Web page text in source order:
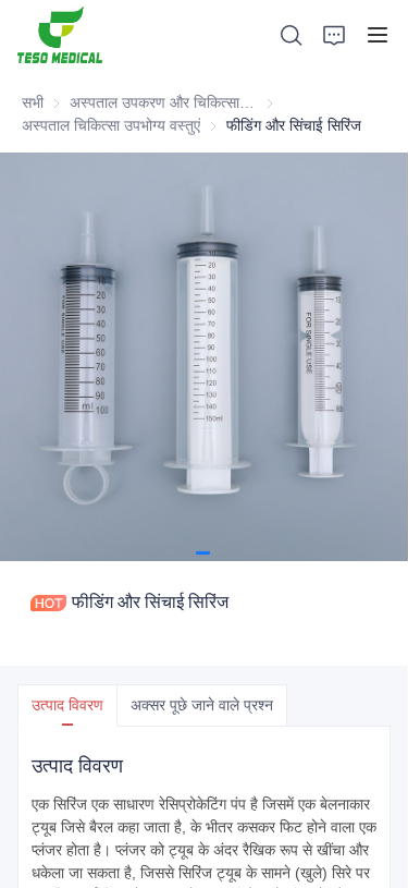
सभी अस्पताल उपकरण और चिकित्सा उपभोग्य वस्तुएं
अस्पताल उपकरण और
अस्पताल चिकित्सा उपभोग्य वस्तुएं अस्पताल चिकित्सा उपभोग्य वस्तुएं
फीडिंग और सिंचाई सिरिंज
फीडिंग और सिंचाई सिरिंज
उत्पाद विवरण अक्सर पूछे जाने वाले प्रश्न
उत्पाद विवरण
एक सिरिंज एक साधारण रेसिप्रोकेटिंग पंप है जिसमें एक बेलनाकार
ट्यूब जिसे बैरल कहा जाता है, के भीतर कसकर फिट होने वाला एक
प्लंजर होता है। प्लंजर को ट्यूब के अंदर रैखिक रूप से खींचा और
धकेला जा सकता है, जिससे सिरिंज ट्यूब के सामने (खुले) सिरे पर
समाचार और सहयोग मामले
विनिर्माण आधार और प्रक्रिया
सहायता